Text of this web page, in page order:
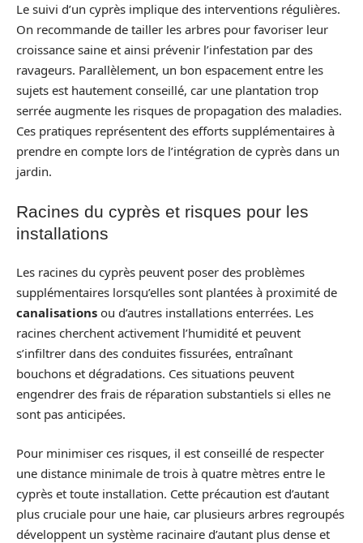
Le suivi d’un cyprès implique des interventions régulières.
On recommande de tailler les arbres pour favoriser leur
croissance saine et ainsi prévenir l’infestation par des
ravageurs. Parallèlement, un bon espacement entre les
sujets est hautement conseillé, car une plantation trop
serrée augmente les risques de propagation des maladies.
Ces pratiques représentent des efforts supplémentaires à
prendre en compte lors de l’intégration de cyprès dans un
jardin.
Racines du cyprès et risques pour les
installations
Les racines du cyprès peuvent poser des problèmes
supplémentaires lorsqu’elles sont plantées à proximité de
canalisations ou d’autres installations enterrées. Les
racines cherchent activement l’humidité et peuvent
s’infiltrer dans des conduites fissurées, entraînant
bouchons et dégradations. Ces situations peuvent
engendrer des frais de réparation substantiels si elles ne
sont pas anticipées.
Pour minimiser ces risques, il est conseillé de respecter
une distance minimale de trois à quatre mètres entre le
cyprès et toute installation. Cette précaution est d’autant
plus cruciale pour une haie, car plusieurs arbres regroupés
développent un système racinaire d’autant plus dense et